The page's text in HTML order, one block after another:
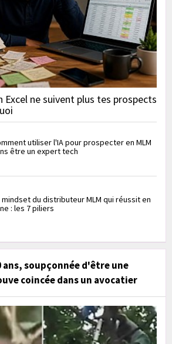
ne suivent plus tes prospects
utiliser l'IA pour prospecter en MLM
être un expert tech
mindset du distributeur MLM qui réussit en
: les 7 piliers
ans, soupçonnée d'être une
coincée dans un avocatier